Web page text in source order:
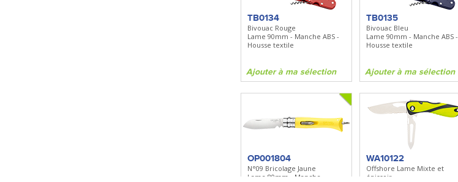
TB0134
Bivouac Rouge
Lame 90mm - Manche ABS -
Housse textile
Ajouter à ma sélection
TB0135
Bivouac Bleu
Lame 90mm - Manche ABS -
Housse textile
Ajouter à ma sélection
OP001804
N°09 Bricolage Jaune
Lame 80mm - Manche
WA10122
Offshore Lame Mixte et
épissoir